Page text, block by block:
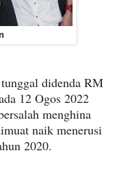
didenda RM
12 Ogos 2022
menghina
naik menerusi
2020.